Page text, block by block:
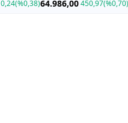
0,24(%0,38)64.986,00450,97(%0,70)